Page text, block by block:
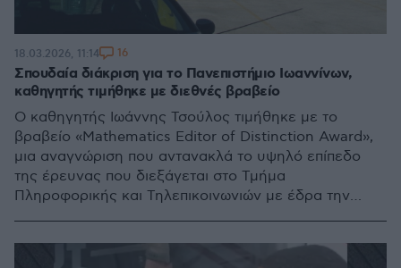
Σπουδαία διάκριση για το Πανεπιστήμιο Ιωαννίνων,
καθηγητής τιμήθηκε με διεθνές βραβείο
Ο καθηγητής Ιωάννης Τσούλος τιμήθηκε με το
βραβείο «Mathematics Editor of Distinction Award»,
μια αναγνώριση που αντανακλά το υψηλό επίπεδο
της έρευνας που διεξάγεται στο Τμήμα
Πληροφορικής και Τηλεπικοινωνιών με έδρα την
18.03.2026, 11:14 16